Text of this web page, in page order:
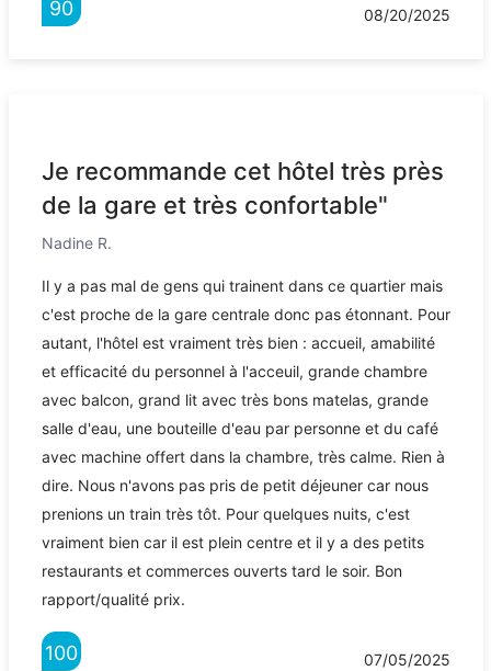
90 08/20/2025
Je recommande cet hôtel très près
de la gare et très confortable"
Nadine R.
Il y a pas mal de gens qui trainent dans ce quartier mais
c'est proche de la gare centrale donc pas étonnant. Pour
autant, l'hôtel est vraiment très bien : accueil, amabilité
et efficacité du personnel à l'acceuil, grande chambre
avec balcon, grand lit avec très bons matelas, grande
salle d'eau, une bouteille d'eau par personne et du café
avec machine offert dans la chambre, très calme. Rien à
dire. Nous n'avons pas pris de petit déjeuner car nous
prenions un train très tôt. Pour quelques nuits, c'est
vraiment bien car il est plein centre et il y a des petits
restaurants et commerces ouverts tard le soir. Bon
rapport/qualité prix.
100 07/05/2025